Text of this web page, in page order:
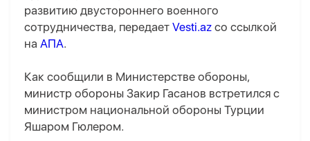
развитию двустороннего военного
сотрудничества, передает Vesti.az со ссылкой
на АПА.
Как сообщили в Министерстве обороны,
министр обороны Закир Гасанов встретился с
министром национальной обороны Турции
Яшаром Гюлером.